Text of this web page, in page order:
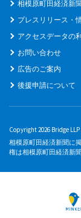
相模原町田経済新
プレスリリース・
アクセスデータの
お問い合わせ
広告のご案内
後援申請について
Copyright 2026 Bridge
相模原町田経済新聞に
権は相模原町田経済新